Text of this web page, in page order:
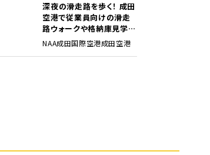
深夜の滑走路を歩く！ 成田
空港で従業員向けの滑走
路ウォークや格納庫見学イ
ベントを初開催
NAA成田国際空港成田空港